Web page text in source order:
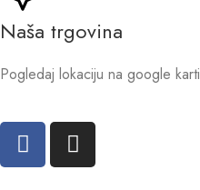
Naša trgovina
Pogledaj lokaciju na google karti